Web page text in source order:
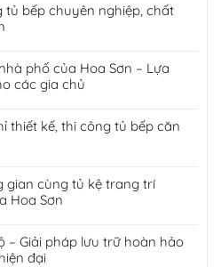
tủ bếp chuyên nghiệp, chất
phố của Hoa Sơn – Lựa
các gia chủ
thiết kế, thi công tủ bếp căn
gian cùng tủ kệ trang trí
Hoa Sơn
– Giải pháp lưu trữ hoàn hảo
đại